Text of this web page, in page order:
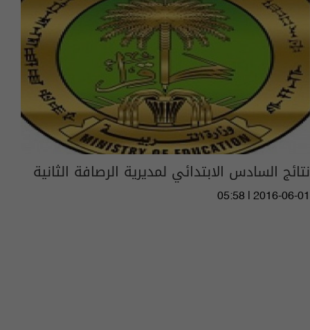
نتائج السادس الابتدائي لمديرية الرصافة الثانية
05:58 | 2016-06-01